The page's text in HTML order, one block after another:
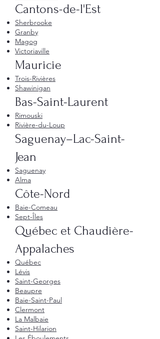
Cantons-de-l'Est
Sherbrooke
Granby
Magog
Victoriaville
Mauricie
Trois-Rivières
Shawinigan
Bas-Saint-Laurent
Rimouski
Rivière-du-Loup
Saguenay–Lac-Saint-
Jean
Saguenay
Alma
Côte-Nord
Baie-Comeau
Sept-Îles
Québec et Chaudière-
Appalaches
Québec
Lévis
Saint-Georges
Beaupre
Baie-Saint-Paul
Clermont
La Malbaie
Saint-Hilarion